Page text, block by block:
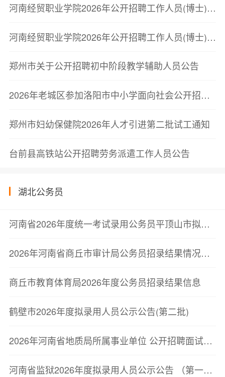
河南经贸职业学院2026年公开招聘工作人员(博士)(第二批)体检名单公告
河南经贸职业学院2026年公开招聘工作人员(博士)(第二批)面试成绩公告
郑州市关于公开招聘初中阶段教学辅助人员公告
2026年老城区参加洛阳市中小学面向社会公开招聘教师联考面试资格确认结果及面试有关事宜的公告
郑州市妇幼保健院2026年人才引进第二批试工通知
台前县高铁站公开招聘劳务派遣工作人员公告
湖北公务员
河南省2026年度统一考试录用公务员平顶山市拟录用人员公示公告
2026年河南省商丘市审计局公务员招录结果情况公示
商丘市教育体育局2026年度公务员招录结果信息
鹤壁市2026年度拟录用人员公示公告(第二批)
2026年河南省地质局所属事业单位 公开招聘面试资格确认公告
河南省监狱2026年度拟录用人员公示公告 （第一批）